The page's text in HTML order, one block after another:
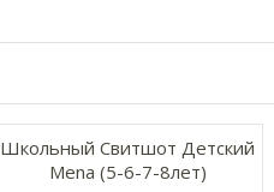
Школьный Свитшот Детский
Mena (5-6-7-8лет)